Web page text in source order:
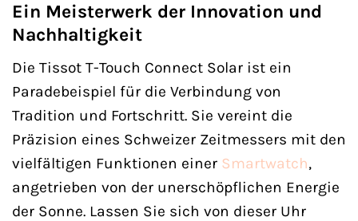
Ein Meisterwerk der Innovation und
Nachhaltigkeit
Die Tissot T-Touch Connect Solar ist ein
Paradebeispiel für die Verbindung von
Tradition und Fortschritt. Sie vereint die
Präzision eines Schweizer Zeitmessers mit den
vielfältigen Funktionen einer Smartwatch,
angetrieben von der unerschöpflichen Energie
der Sonne. Lassen Sie sich von dieser Uhr